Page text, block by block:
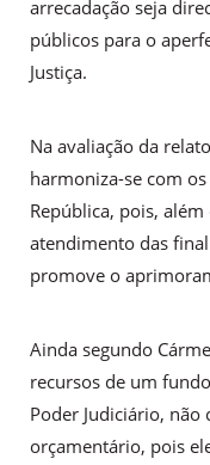
arrecadação seja
públicos para o
Justiça.
Na avaliação da
harmoniza-se com
República, pois,
atendimento das
promove o
Ainda segundo
recursos de um
Poder Judiciário,
orçamentário, pois